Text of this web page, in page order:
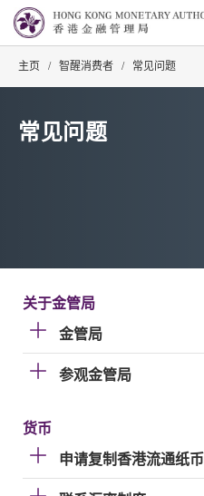
主页 / 智醒消费者 / 常见问题
常见问题
关于金管局
金管局
参观金管局
货币
申请复制香港流通纸币